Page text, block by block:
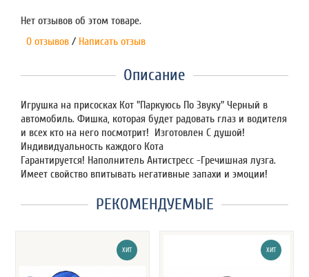
Нет отзывов об этом товаре.
0 отзывов / Написать отзыв
Описание
Игрушка на присосках Кот "Паркуюсь По Звуку" Черный в
автомобиль. Фишка, которая будет радовать глаз и водителя
и всех кто на него посмотрит! Изготовлен С душой!
Индивидуальность каждого Кота
Гарантируется! Наполнитель Антистресс -Гречишная лузга.
Имеет свойство впитывать негативные запахи и эмоции!
РЕКОМЕНДУЕМЫЕ
ХИТ ХИТ